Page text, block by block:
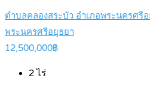
ตำบลคลองสระบัว อำเภอพระนครศรี
พระนครศรีอยุธยา
12,500,000฿
2ไร่